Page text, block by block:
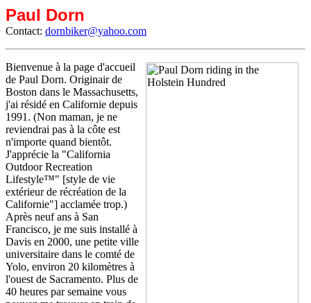
Paul Dorn
Contact: dornbiker@yahoo.com
Bienvenue à la page d'accueil
de Paul Dorn. Originair de
Boston dans le Massachusetts,
j'ai résidé en Californie depuis
1991. (Non maman, je ne
reviendrai pas à la côte est
n'importe quand bientôt.
J'apprécie la "California
Outdoor Recreation
Lifestyle™" [style de vie
extérieur de récréation de la
Californie"] acclamée trop.)
Après neuf ans à San
Francisco, je me suis installé à
Davis en 2000, une petite ville
universitaire dans le comté de
Yolo, environ 20 kilomètres à
l'ouest de Sacramento. Plus de
40 heures par semaine vous